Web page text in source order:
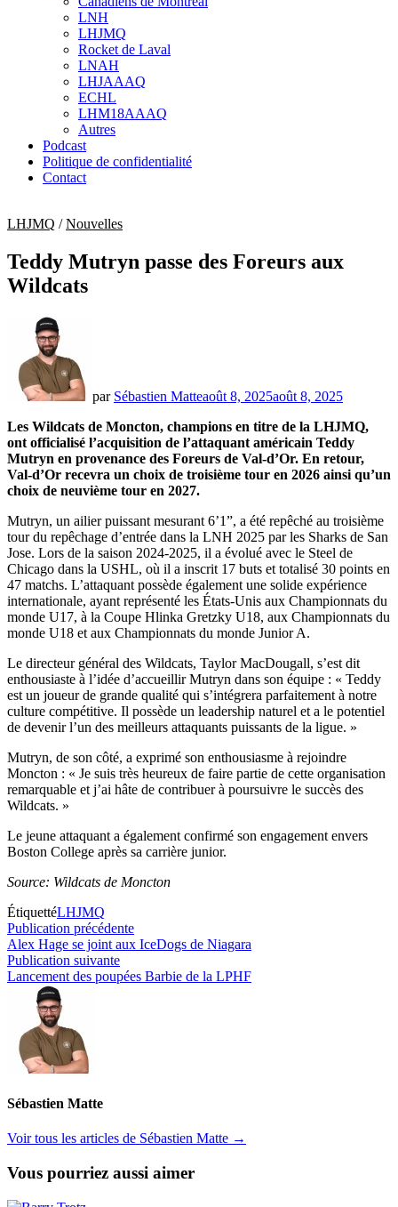
sub
menu
LNH
LHJMQ
Rocket de Laval
LNAH
LHJAAAQ
ECHL
LHM18AAAQ
Autres
Podcast
Politique de confidentialité
Contact
LHJMQ /Nouvelles
Teddy Mutryn passe des Foreurs aux
Wildcats
par Sébastien Matteaoût 8, 2025août 8, 2025
Les Wildcats de Moncton, champions en titre de la LHJMQ,
ont officialisé l’acquisition de l’attaquant américain Teddy
Mutryn en provenance des Foreurs de Val-d’Or. En retour,
Val-d’Or recevra un choix de troisième tour en 2026 ainsi qu’un
choix de neuvième tour en 2027.
Mutryn, un ailier puissant mesurant 6’1”, a été repêché au troisième
tour du repêchage d’entrée dans la LNH 2025 par les Sharks de San
Jose. Lors de la saison 2024-2025, il a évolué avec le Steel de
Chicago dans la USHL, où il a inscrit 17 buts et totalisé 30 points en
47 matchs. L’attaquant possède également une solide expérience
internationale, ayant représenté les États-Unis aux Championnats du
monde U17, à la Coupe Hlinka Gretzky U18, aux Championnats du
monde U18 et aux Championnats du monde Junior A.
Le directeur général des Wildcats, Taylor MacDougall, s’est dit
enthousiaste à l’idée d’accueillir Mutryn dans son équipe : « Teddy
est un joueur de grande qualité qui s’intégrera parfaitement à notre
culture compétitive. Il possède un leadership naturel et a le potentiel
de devenir l’un des meilleurs attaquants puissants de la ligue. »
Mutryn, de son côté, a exprimé son enthousiasme à rejoindre
Moncton : « Je suis très heureux de faire partie de cette organisation
remarquable et j’ai hâte de contribuer à poursuivre le succès des
Wildcats. »
Le jeune attaquant a également confirmé son engagement envers
Boston College après sa carrière junior.
Source: Wildcats de Moncton
ÉtiquettéLHJMQ
Navigation
de
l’article
Publication précédentePublication
précédente :
Alex Hage se joint aux IceDogs de Niagara
Publication suivantePublication
suivante :
Lancement des poupées Barbie de la LPHF
Sébastien Matte
Voir tous les articles de Sébastien Matte →
Vous pourriez aussi aimer